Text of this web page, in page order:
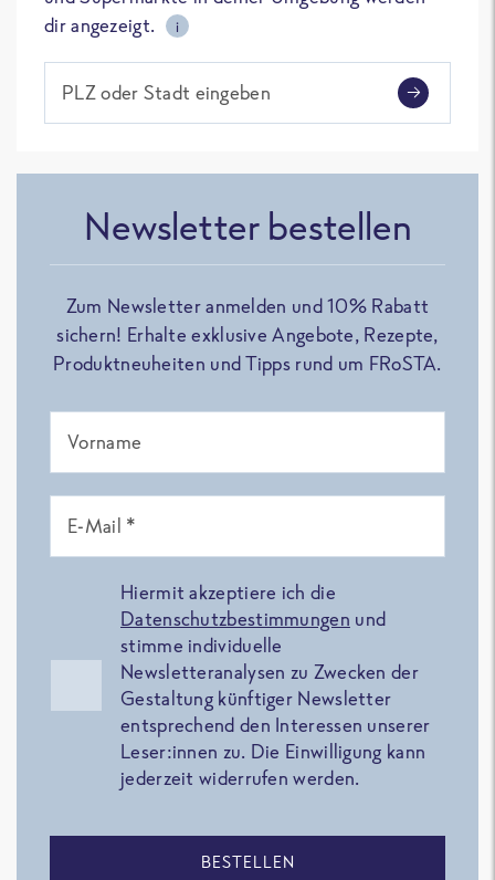
dir angezeigt.
i
PLZ oder Stadt eingeben
Newsletter bestellen
Zum Newsletter anmelden und 10% Rabatt
sichern! Erhalte exklusive Angebote, Rezepte,
Produktneuheiten und Tipps rund um FRoSTA.
Vorname
E-Mail *
Hiermit akzeptiere ich die
Datenschutzbestimmungen und
stimme individuelle
Newsletteranalysen zu Zwecken der
Gestaltung künftiger Newsletter
entsprechend den Interessen unserer
Leser:innen zu. Die Einwilligung kann
jederzeit widerrufen werden.
BESTELLEN